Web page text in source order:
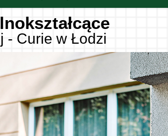
- Curie w Łodzi